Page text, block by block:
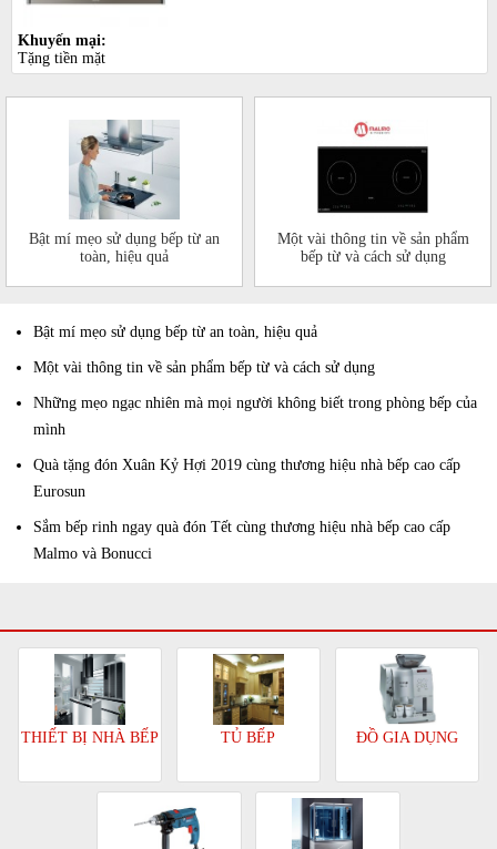
Khuyến mại:
Tặng tiền mặt
Bật mí mẹo sử dụng bếp từ an
toàn, hiệu quả
Một vài thông tin về sản phẩm
bếp từ và cách sử dụng
Bật mí mẹo sử dụng bếp từ an toàn, hiệu quả
Một vài thông tin về sản phẩm bếp từ và cách sử dụng
Những mẹo ngạc nhiên mà mọi người không biết trong phòng bếp của
mình
Quà tặng đón Xuân Kỷ Hợi 2019 cùng thương hiệu nhà bếp cao cấp
Eurosun
Sắm bếp rinh ngay quà đón Tết cùng thương hiệu nhà bếp cao cấp
Malmo và Bonucci
THIẾT BỊ NHÀ BẾP TỦ BẾP ĐỒ GIA DỤNG